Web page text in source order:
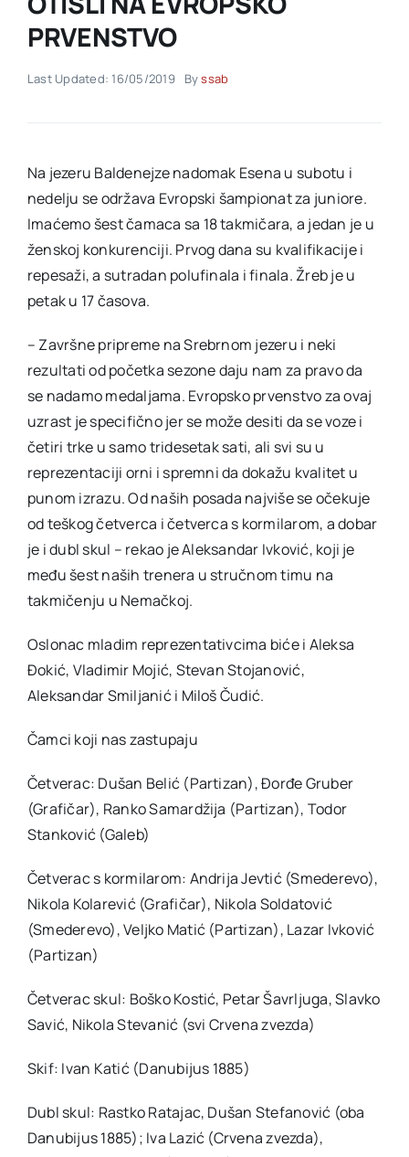
Akti SSAB
PRVENSTVO
Last Updated: 16/05/2019 Byssab
Na jezeru Baldenejze nadomak Esena u subotu i
nedelju se održava Evropski šampionat za juniore.
Imaćemo šest čamaca sa 18 takmičara, a jedan je u
ženskoj konkurenciji. Prvog dana su kvalifikacije i
repesaži, a sutradan polufinala i finala. Žreb je u
petak u 17 časova.
– Završne pripreme na Srebrnom jezeru i neki
rezultati od početka sezone daju nam za pravo da
se nadamo medaljama. Evropsko prvenstvo za ovaj
uzrast je specifično jer se može desiti da se voze i
četiri trke u samo tridesetak sati, ali svi su u
reprezentaciji orni i spremni da dokažu kvalitet u
punom izrazu. Od naših posada najviše se očekuje
od teškog četverca i četverca s kormilarom, a dobar
je i dubl skul – rekao je Aleksandar Ivković, koji je
među šest naših trenera u stručnom timu na
takmičenju u Nemačkoj.
Oslonac mladim reprezentativcima biće i Aleksa
Đokić, Vladimir Mojić, Stevan Stojanović,
Aleksandar Smiljanić i Miloš Čudić.
Čamci koji nas zastupaju
Četverac: Dušan Belić (Partizan), Đorđe Gruber
(Grafičar), Ranko Samardžija (Partizan), Todor
Stanković (Galeb)
Četverac s kormilarom: Andrija Jevtić (Smederevo),
Nikola Kolarević (Grafičar), Nikola Soldatović
(Smederevo), Veljko Matić (Partizan), Lazar Ivković
(Partizan)
Četverac skul: Boško Kostić, Petar Šavrljuga, Slavko
Savić, Nikola Stevanić (svi Crvena zvezda)
Skif: Ivan Katić (Danubijus 1885)
Dubl skul: Rastko Ratajac, Dušan Stefanović (oba
Danubijus 1885); Iva Lazić (Crvena zvezda),